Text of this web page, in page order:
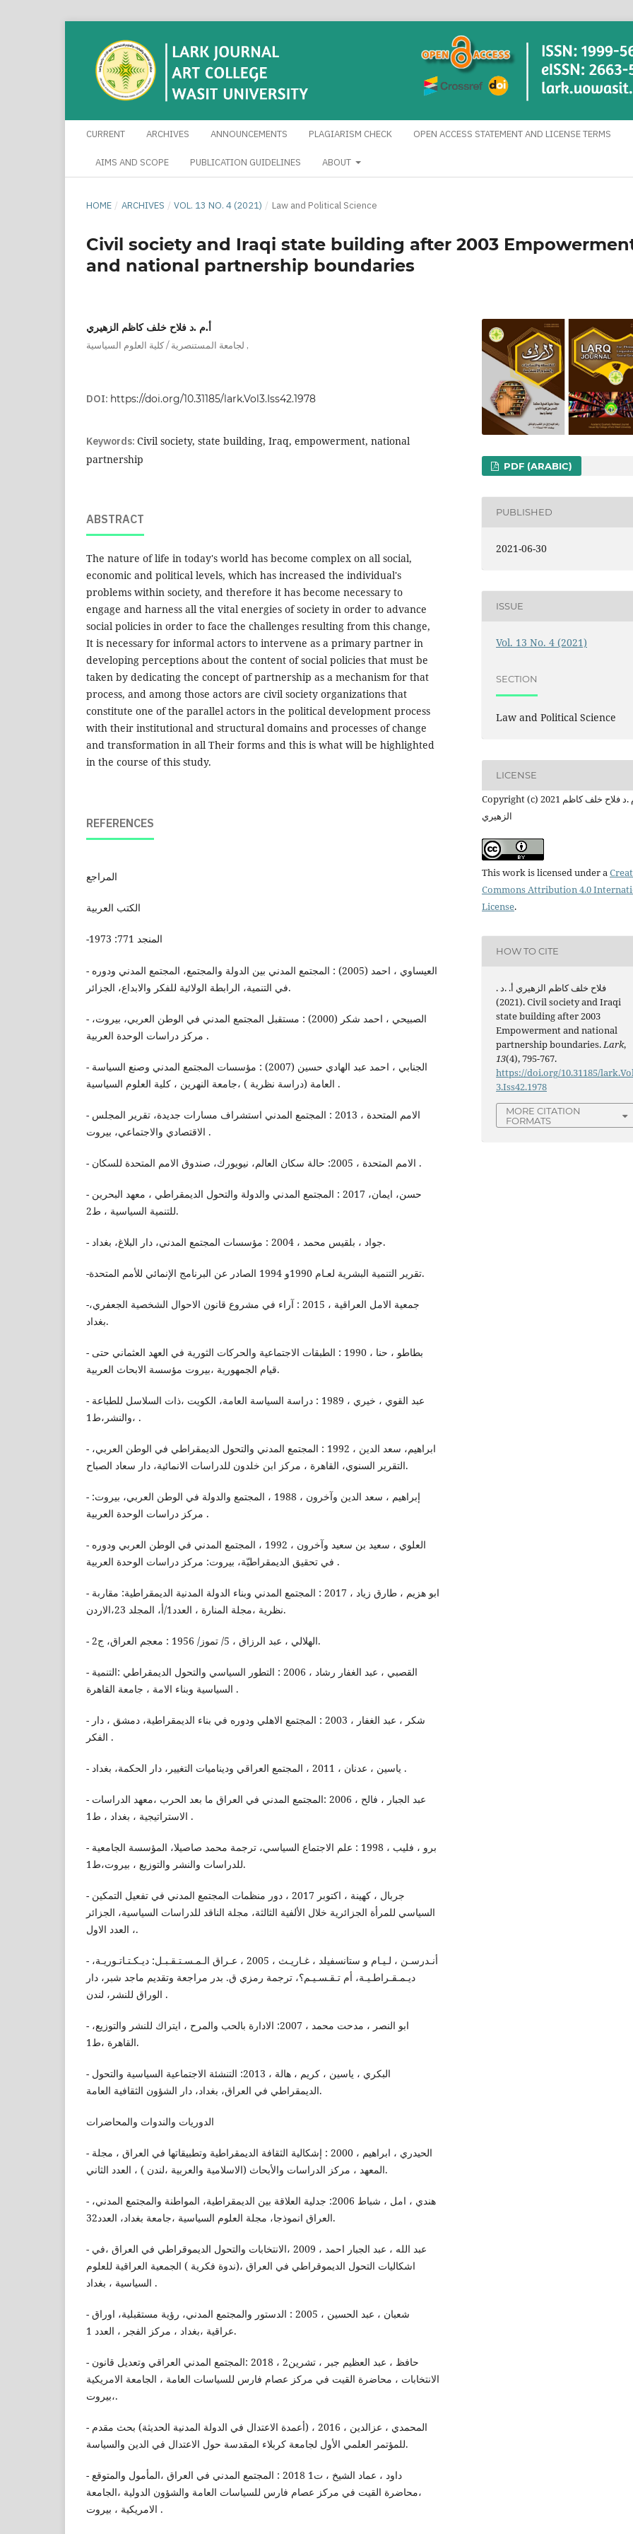
CURRENT ARCHIVES ANNOUNCEMENTS PLAGIARISM CHECK OPEN ACCESS STATEMENT AND LICENSE TERMS
AIMS AND SCOPE PUBLICATION GUIDELINES ABOUT
HOME / ARCHIVES / VOL. 13 NO. 4 (2021) / Law and Political Science
Civil society and Iraqi state building after 2003
and national partnership boundaries
أ.م .د فلاح خلف كاظم الزهيري
لجامعة المستنصرية / كلية العلوم السياسية
DOI: https://doi.org/10.31185/lark.Vol3.Iss42.1978
Keywords: Civil society, state building, Iraq, empowerment, national
partnership
ABSTRACT
The nature of life in today's world has become complex on all social,
economic and political levels, which has increased the individual's
problems within society, and therefore it has become necessary to
engage and harness all the vital energies of society in order to advance
social policies in order to face the challenges resulting from this change,
It is necessary for informal actors to intervene as a primary partner in
developing perceptions about the content of social policies that must be
taken by dedicating the concept of partnership as a mechanism for that
process, and among those actors are civil society organizations that
constitute one of the parallel actors in the political development process
with their institutional and structural domains and processes of change
and transformation in all Their forms and this is what will be highlighted
in the course of this study.
REFERENCES
المراجع
الكتب العربية
-المنجد 771: 1973
- العيساوي ، احمد (2005) : المجتمع المدني بين الدولة والمجتمع، المجتمع المدني ودوره
في التنمية، الرابطة الولائية للفكر والابداع، الجزائر.
- الصبيحي ، احمد شكر (2000) : مستقبل المجتمع المدني في الوطن العربي، بيروت،
مركز دراسات الوحدة العربية .
- الجنابي ، احمد عبد الهادي حسين (2007) : مؤسسات المجتمع المدني وصنع السياسة
العامة (دراسة نظرية ) ،جامعة النهرين ، كلية العلوم السياسية .
- الامم المتحدة ، 2013 : المجتمع المدني استشراف مسارات جديدة، تقرير المجلس
الاقتصادي والاجتماعي، بيروت .
- الامم المتحدة ، 2005: حالة سكان العالم، نيويورك، صندوق الامم المتحدة للسكان .
- حسن، ايمان، 2017 : المجتمع المدني والدولة والتحول الديمقراطي ، معهد البحرين
للتنمية السياسية ، ط2.
- جواد ، بلقيس محمد ، 2004 : مؤسسات المجتمع المدني، دار البلاغ، بغداد.
-تقرير التنمية البشرية لعـام 1990و 1994 الصادر عن البرنامج الإنمائي للأمم المتحدة.
-جمعية الامل العراقية ، 2015 : آراء في مشروع قانون الاحوال الشخصية الجعفري،
بغداد.
- بطاطو ، حنا ، 1990 : الطبقات الاجتماعية والحركات الثورية في العهد العثماني حتى
قيام الجمهورية ،بيروت مؤسسة الابحاث العربية.
- عبد القوي ، خيري ، 1989 : دراسة السياسة العامة، الكويت ،ذات السلاسل للطباعة
والنشر،ط1، .
- ابراهيم، سعد الدين ، 1992 : المجتمع المدني والتحول الديمقراطي في الوطن العربي،
التقرير السنوي، القاهرة ، مركز ابن خلدون للدراسات الانمائية، دار سعاد الصباح.
- إبراهيم ، سعد الدين وآخرون ، 1988 ، المجتمع والدولة في الوطن العربي، بيروت:
مركز دراسات الوحدة العربية .
- العلوي ، سعيد بن سعيد وآخرون ، 1992 ، المجتمع المدني في الوطن العربي ودوره
في تحقيق الديمقراطيّة، بيروت: مركز دراسات الوحدة العربية .
- ابو هزيم ، طارق زياد ، 2017 : المجتمع المدني وبناء الدولة المدنية الديمقراطية: مقاربة
نظرية ،مجلة المنارة ، العدد1/أ، المجلد 23،الاردن.
- الهلالي ، عبد الرزاق ، 5/ تموز/ 1956 : معجم العراق، ج2.
- القصبي ، عبد الغفار رشاد ، 2006 : التطور السياسي والتحول الديمقراطي :التنمية
السياسية وبناء الامة ، جامعة القاهرة .
- شكر ، عبد الغفار ، 2003 : المجتمع الاهلي ودوره في بناء الديمقراطية، دمشق ، دار
الفكر .
- ياسين ، عدنان ، 2011 ، المجتمع العراقي وديناميات التغيير، دار الحكمة، بغداد .
- عبد الجبار ، فالح ، 2006 :المجتمع المدني في العراق ما بعد الحرب ،معهد الدراسات
الاستراتيجية ، بغداد ، ط1 .
- برو ، فليب ، 1998 : علم الاجتماع السياسي، ترجمة محمد صاصيلا، المؤسسة الجامعية
للدراسات والنشر والتوزيع ، بيروت،ط1.
- جربال ، كهينة ، اكتوبر 2017 ، دور منظمات المجتمع المدني في تفعيل التمكين
السياسي للمرأة الجزائرية خلال الألفية الثالثة، مجلة الناقد للدراسات السياسية، الجزائر
، العدد الاول.
- أنـدرسـن ، لـيـام و ستانسفيلد ، غـاريـث ، 2005 ، عـراق الـمـسـتـقـبـل: ديـكـتـاتـوريـة،
ديـمـقـراطـيـة، أم تـقـسـيـم؟، ترجمة رمزي ق. بدر مراجعة وتقديم ماجد شبر، دار
الوراق للنشر، لندن .
- ابو النصر ، مدحت محمد ، 2007: الادارة بالحب والمرح ، ايتراك للنشر والتوزيع،
القاهرة ،ط1.
- البكري ، ياسين ، كريم ، هالة ، 2013: التنشئة الاجتماعية السياسية والتحول
الديمقراطي في العراق، بغداد، دار الشؤون الثقافية العامة.
الدوريات والندوات والمحاضرات
- الحيدري ، ابراهيم ، 2000 : إشكالية الثقافة الديمقراطية وتطبيقاتها في العراق ، مجلة
المعهد ، مركز الدراسات والأبحاث (الاسلامية والعربية ،لندن ) ، العدد الثاني.
- هندي ، امل ، شباط 2006: جدلية العلاقة بين الديمقراطية، المواطنة والمجتمع المدني،
العراق انموذجا، مجلة العلوم السياسية ،جامعة بغداد، العدد32.
- عبد الله ، عبد الجبار احمد ، 2009 ،الانتخابات والتحول الديموقراطي في العراق ،في
اشكاليات التحول الديموقراطي في العراق ،(ندوة فكرية ) الجمعية العراقية للعلوم
السياسية ، بغداد .
- شعبان ، عبد الحسين ، 2005 : الدستور والمجتمع المدني، رؤية مستقبلية، اوراق
عراقية ،بغداد ، مركز الفجر ، العدد 1.
- حافظ ، عبد العظيم جبر ، تشرين2 ، 2018 :المجتمع المدني العراقي وتعديل قانون
الانتخابات ، محاضرة القيت في مركز عصام فارس للسياسات العامة ، الجامعة الامريكية
،بيروت.
- المحمدي ، عزالدين ، 2016 ، (أعمدة الاعتدال في الدولة المدنية الحديثة) بحث مقدم
للمؤتمر العلمي الأول لجامعة كربلاء المقدسة حول الاعتدال في الدين والسياسة.
- داود ، عماد الشيخ ، ت1 2018 : المجتمع المدني في العراق ،المأمول والمتوقع
،محاضرة القيت في مركز عصام فارس للسياسات العامة والشؤون الدولية ،الجامعة
الامريكية ، بيروت .
PDF (ARABIC)
PUBLISHED
2021-06-30
ISSUE
Vol. 13 No. 4 (2021)
SECTION
Law and Political Science
LICENSE
Copyright (c) 2021 أ.م .د فلاح خلف كاظم
الزهيري
This work is licensed under a
Commons Attribution 4.0
License.
HOW TO CITE
فلاح خلف كاظم الزهيري أ. .د .
(2021). Civil society and Iraqi
state building after 2003
Empowerment and national
partnership boundaries.Lark,
13(4), 795-767.
https://doi.org/10.31185/
3.Iss42.1978
MORE CITATION
FORMATS